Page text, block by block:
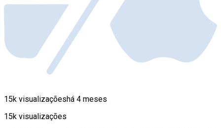
15k visualizaçõeshá 4 meses
15k visualizações